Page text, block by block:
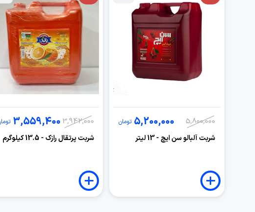
5,800,000
5,200,000 تومان
شربت آلبالو سن ایچ - 13 لیتر
3,942,000
3,559,400
شربت پرتقال رازک - 13.5 کیلوگرم